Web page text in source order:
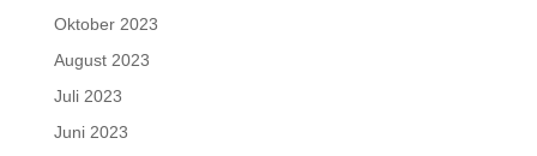
Oktober 2023
August 2023
Juli 2023
Juni 2023